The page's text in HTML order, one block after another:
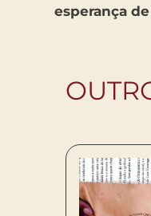
esperança